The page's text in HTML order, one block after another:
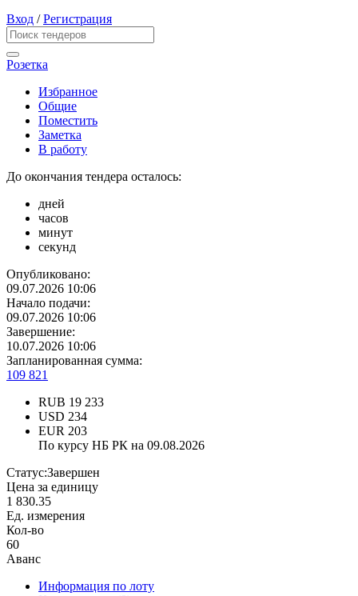
Вход /Регистрация
Розетка
Избранное
Общие
Поместить
Заметка
В работу
До окончания тендера осталось:
дней
часов
минут
секунд
Опубликовано:
09.07.2026 10:06
Начало подачи:
09.07.2026 10:06
Завершение:
10.07.2026 10:06
Запланированная сумма:
109 821
RUB 19 233
USD 234
EUR 203
По курсу НБ РК на 09.08.2026
Статус:Завершен
Цена за единицу
1 830.35
Ед. измерения
Кол-во
60
Аванс
Информация по лоту